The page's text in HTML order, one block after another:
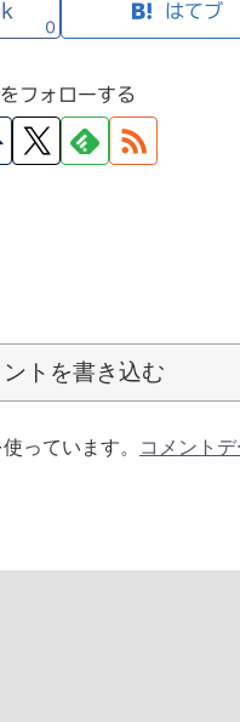
0
はてブ
フォローする
ントを書き込む
っています。
コメント